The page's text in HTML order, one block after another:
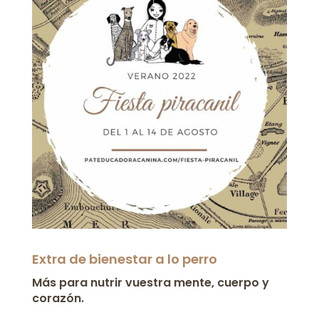
Extra de bienestar a lo perro
Más para nutrir vuestra mente, cuerpo y
corazón.